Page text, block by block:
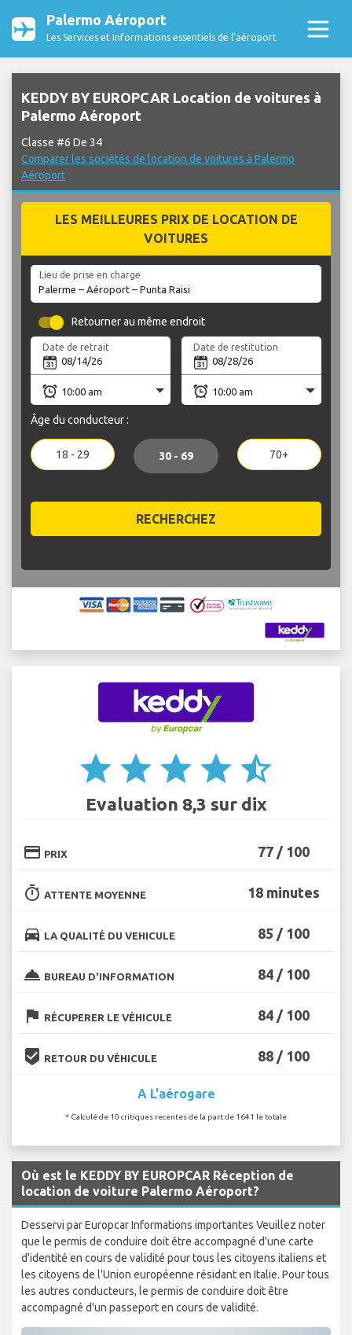
Palermo Aéroport
Les Services et Informations essentiels de l’aéroport
KEDDY BY EUROPCAR Location de voitures à
Palermo Aéroport
Classe #6 De 34
Comparer les sociétés de location de voitures à Palermo
Aéroport
LES MEILLEURES PRIX DE LOCATION DE
VOITURES
Lieu de prise en charge
Retourner au même endroit
Date de retrait Date de restitution
Âge du conducteur :
18 - 29 30 - 69 70+
RECHERCHEZ
star star star star star_half
Evaluation 8,3 sur dix
credit_card PRIX 77 / 100
timer ATTENTE MOYENNE 18 minutes
directions_car LA QUALITÉ DU VEHICULE 85 / 100
room_service BUREAU D'INFORMATION 84 / 100
flag RÉCUPERER LE VÉHICULE 84 / 100
beenhere RETOUR DU VÉHICULE 88 / 100
A L'aérogare
* Calculé de 10 critiques recentes de la part de 1641 le totale
Où est le KEDDY BY EUROPCAR Réception de
location de voiture Palermo Aéroport?
Desservi par Europcar Informations importantes Veuillez noter
que le permis de conduire doit être accompagné d'une carte
d'identité en cours de validité pour tous les citoyens italiens et
les citoyens de l'Union européenne résidant en Italie. Pour tous
les autres conducteurs, le permis de conduire doit être
accompagné d'un passeport en cours de validité.